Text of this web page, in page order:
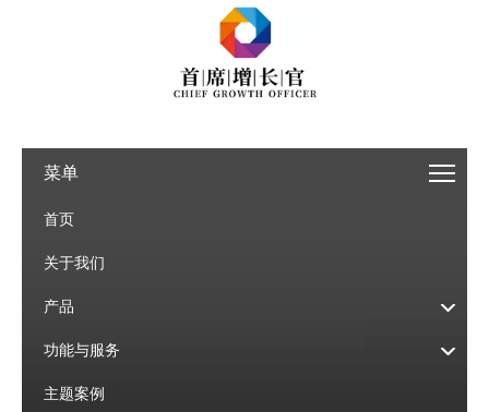
菜单
首页
关于我们
产品
功能与服务
主题案例